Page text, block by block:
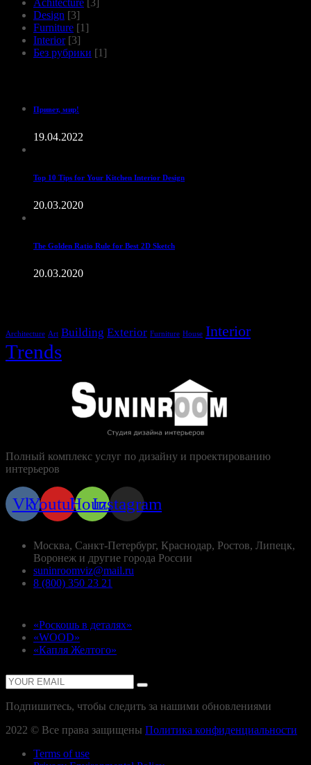
Achitecture [3]
Design [3]
Furniture [1]
Interior [3]
Без рубрики [1]
Привет, мир!
19.04.2022
Top 10 Tips for Your Kitchen Interior Design
20.03.2020
The Golden Ratio Rule for Best 2D Sketch
20.03.2020
Architecture Art Building Exterior Furniture House Interior
Trends
Полный комплекс услуг по дизайну и проектированию
интерьеров
VkYoutubeHouzzInstagram
Москва, Санкт-Петербург, Краснодар, Ростов, Липецк,
Воронеж и другие города России
suninroomviz@mail.ru
8 (800) 350 23 21
«Роскошь в деталях»
«WOOD»
«Капля Желтого»
Подпишитесь, чтобы следить за нашими обновлениями
2022 © Все права защищены Политика конфиденциальности
Terms of use